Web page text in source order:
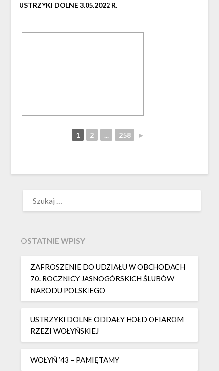
USTRZYKI DOLNE 3.05.2022 R.
1 2 ... 258 ►
OSTATNIE WPISY
ZAPROSZENIE DO UDZIAŁU W OBCHODACH
70. ROCZNICY JASNOGÓRSKICH ŚLUBÓW
NARODU POLSKIEGO
USTRZYKI DOLNE ODDAŁY HOŁD OFIAROM
RZEZI WOŁYŃSKIEJ
WOŁYŃ ’43 – PAMIĘTAMY